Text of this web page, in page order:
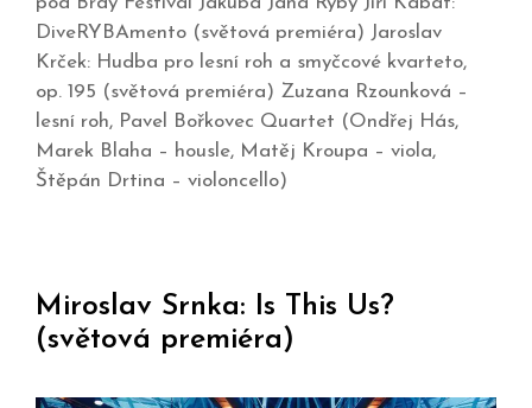
DiveRYBAmento (světová premiéra) Jaroslav
Krček: Hudba pro lesní roh a smyčcové kvarteto,
op. 195 (světová premiéra) Zuzana Rzounková –
lesní roh, Pavel Bořkovec Quartet (Ondřej Hás,
Marek Blaha – housle, Matěj Kroupa – viola,
Štěpán Drtina – violoncello)
Miroslav Srnka: Is This Us?
(světová premiéra)